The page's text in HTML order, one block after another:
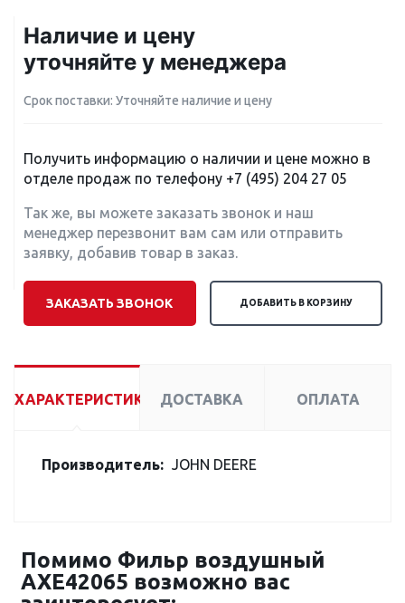
Наличие и цену
уточняйте у менеджера
Срок поставки: Уточняйте наличие и цену
Получить информацию о наличии и цене можно в
отделе продаж по телефону +7 (495) 204 27 05
Так же, вы можете заказать звонок и наш
менеджер перезвонит вам сам или отправить
заявку, добавив товар в заказ.
ЗАКАЗАТЬ ЗВОНОК ДОБАВИТЬ В КОРЗИНУ
ХАРАКТЕРИСТИКИ ДОСТАВКА ОПЛАТА
Производитель: JOHN DEERE
Помимо Фильр воздушный
AXE42065 возможно вас